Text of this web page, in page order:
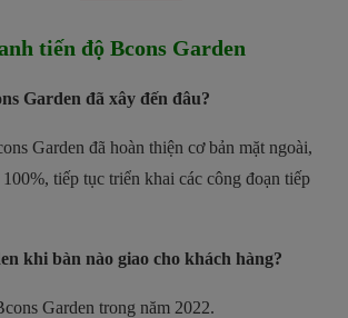
tiến độ Bcons Garden
Garden đã xây đến đâu?
Garden đã hoàn thiện cơ bản mặt ngoài,
tiếp tục triển khai các công đoạn tiếp
khi bàn nào giao cho khách hàng?
Garden trong năm 2022.